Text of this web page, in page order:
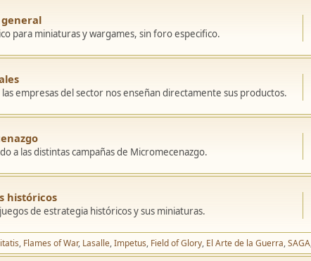
general
para miniaturas y wargames, sin foro especifico.
empresas del sector nos enseñan directamente sus productos.
a las distintas campañas de Micromecenazgo.
históricos
de estrategia históricos y sus miniaturas.
Flames of War Lasalle Impetus Field of Glory El Arte de la Guerra SAGA